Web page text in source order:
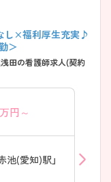
し×福利厚生充実♪
＞
田の看護師求人(契約
万円～
池(愛知)駅」